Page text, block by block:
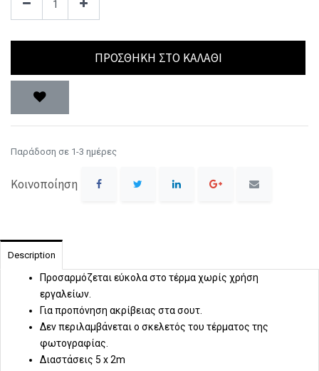
ΠΡΟΣΘΉΚΗ ΣΤΟ ΚΑΛΆΘΙ
Παράδοση σε 1-3 ημέρες
Κοινοποίηση
Description
Προσαρμόζεται εύκολα στο τέρμα χωρίς χρήση
εργαλείων.
Για προπόνηση ακρίβειας στα σουτ.
Δεν περιλαμβάνεται ο σκελετός του τέρματος της
φωτογραφίας.
Διαστάσεις 5 x 2m